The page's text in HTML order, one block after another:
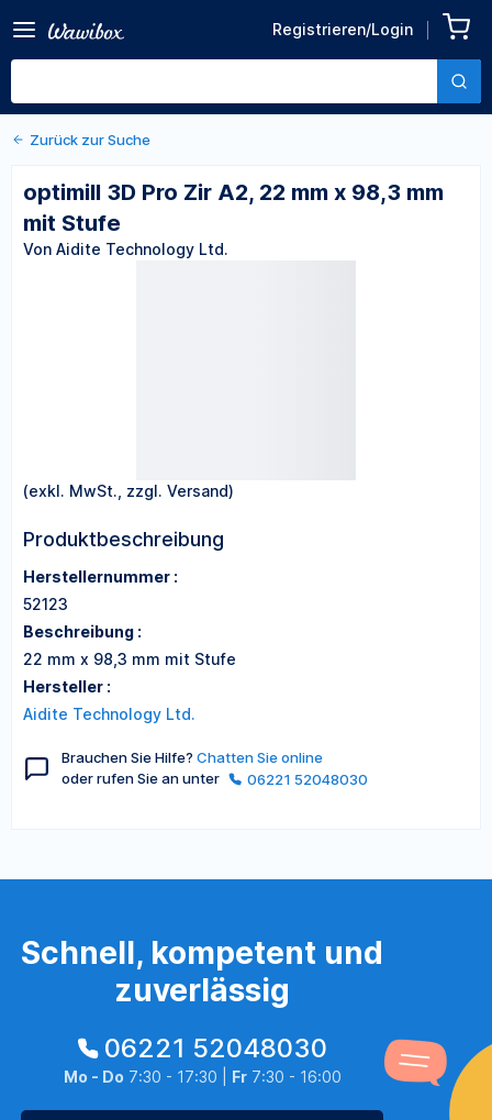
Registrieren/Login
mm x 98,3 mm mit Stufe
Von Aidite Technology Ltd.
Zurück zu den Produktdetails
Zurück zur Suche
optimill 3D Pro Zir A2, 22 mm x 98,3 mm
mit Stufe
Von Aidite Technology Ltd.
(exkl. MwSt., zzgl. Versand)
Produktbeschreibung
Herstellernummer :
52123
Beschreibung :
22 mm x 98,3 mm mit Stufe
Hersteller :
Aidite Technology Ltd.
Brauchen Sie Hilfe? Chatten Sie online
oder rufen Sie an unter
06221 52048030
Schnell, kompetent und
zuverlässig
06221 52048030
Mo - Do 7:30 - 17:30 | Fr7:30 - 16:00